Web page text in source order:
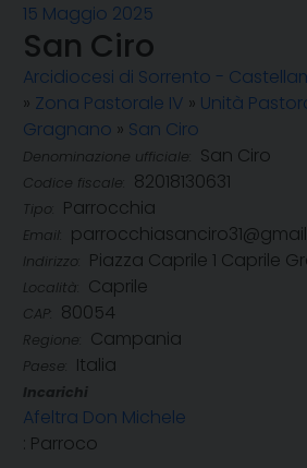
15 Maggio 2025
San Ciro
Arcidiocesi di Sorrento -
» Zona Pastorale IV » Unità
Gragnano » San Ciro
Denominazione ufficiale: San Ciro
Codice fiscale: 82018130631
Tipo: Parrocchia
Email:
Indirizzo: Piazza Caprile 1 Caprile
Località: Caprile
CAP: 80054
Regione: Campania
Paese: Italia
Incarichi
Afeltra Don Michele
: Parroco